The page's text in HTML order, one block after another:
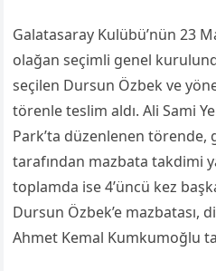
Galatasaray Kulübü’nün 23
olağan seçimli genel
seçilen Dursun Özbek ve
törenle teslim aldı. Ali Sami
Park’ta düzenlenen
tarafından mazbata takdimi
toplamda ise 4’üncü kez
Dursun Özbek’e mazbatası,
Ahmet Kemal Kumkumoğlu